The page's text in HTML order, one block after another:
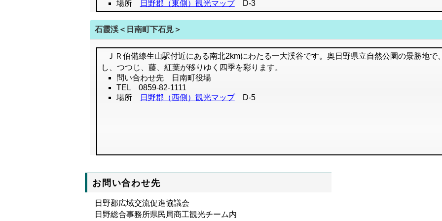
場所 日野郡（東側）観光マップD-3
石霞渓＜日南町下石見＞
ＪＲ伯備線生山駅付近にある南北2kmにわたる一大渓谷です。奥日野県立自然公園の景勝地で
し、つつじ、藤、紅葉が移りゆく四季を彩ります。
問い合わせ先 日南町役場
TEL 0859-82-1111
場所
日野郡（西側）観光マップD-5
お問い合わせ先
日野郡広域交流促進協議会
日野総合事務所県民局商工観光チーム内